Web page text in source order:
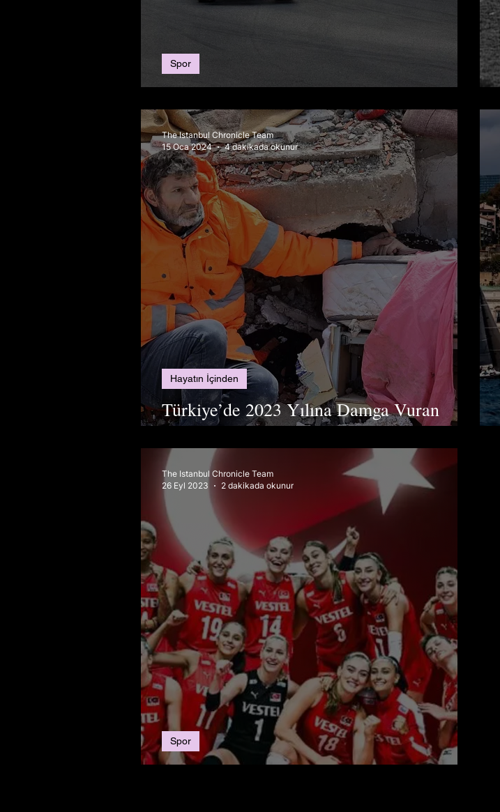
Formula 1’de Greenwashing Krizi
Spor
Türkiye’de 2023 Yılına Damga Vuran
Olaylar
Hayatın İçinden
The Istanbul Chronicle Team
15 Oca 2024
4 dakikada okunur
Filenin Sultanları: Bir Başarı Hikayesi
Spor
The Istanbul Chronicle Team
26 Eyl 2023
2 dakikada okunur